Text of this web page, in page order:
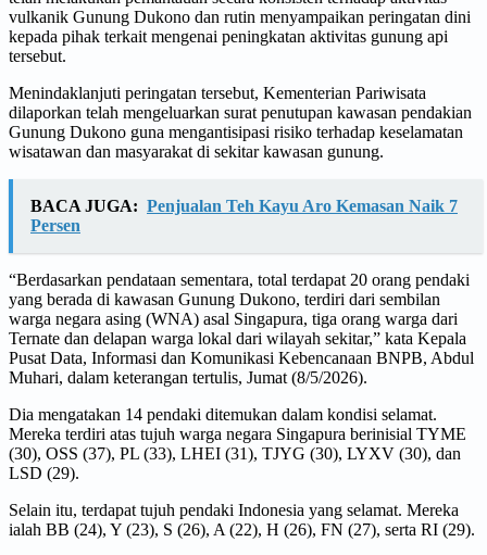
vulkanik Gunung Dukono dan rutin menyampaikan peringatan dini
kepada pihak terkait mengenai peningkatan aktivitas gunung api
tersebut.
Menindaklanjuti peringatan tersebut, Kementerian Pariwisata
dilaporkan telah mengeluarkan surat penutupan kawasan pendakian
Gunung Dukono guna mengantisipasi risiko terhadap keselamatan
wisatawan dan masyarakat di sekitar kawasan gunung.
BACA JUGA: Penjualan Teh Kayu Aro Kemasan Naik 7
Persen
“Berdasarkan pendataan sementara, total terdapat 20 orang pendaki
yang berada di kawasan Gunung Dukono, terdiri dari sembilan
warga negara asing (WNA) asal Singapura, tiga orang warga dari
Ternate dan delapan warga lokal dari wilayah sekitar,” kata Kepala
Pusat Data, Informasi dan Komunikasi Kebencanaan BNPB, Abdul
Muhari, dalam keterangan tertulis, Jumat (8/5/2026).
Dia mengatakan 14 pendaki ditemukan dalam kondisi selamat.
Mereka terdiri atas tujuh warga negara Singapura berinisial TYME
(30), OSS (37), PL (33), LHEI (31), TJYG (30), LYXV (30), dan
LSD (29).
Selain itu, terdapat tujuh pendaki Indonesia yang selamat. Mereka
ialah BB (24), Y (23), S (26), A (22), H (26), FN (27), serta RI (29).